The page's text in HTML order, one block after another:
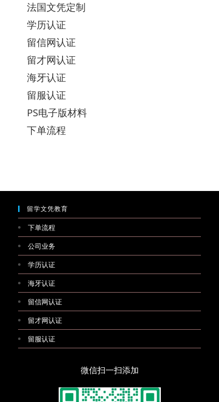
法国文凭定制
学历认证
留信网认证
留才网认证
海牙认证
留服认证
PS电子版材料
下单流程
留学文凭教育
下单流程
公司业务
学历认证
海牙认证
留信网认证
留才网认证
留服认证
微信扫一扫添加